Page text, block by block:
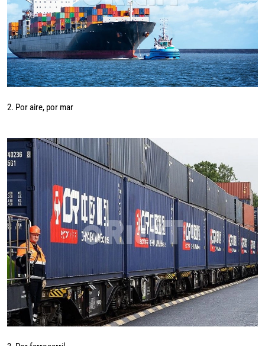
2. Por aire, por mar